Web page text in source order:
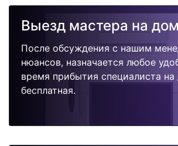
поломок.
Выезд мастера на дом
После обсуждения с нашим
нюансов, назначается любое
время прибытия специалиста на
бесплатная.